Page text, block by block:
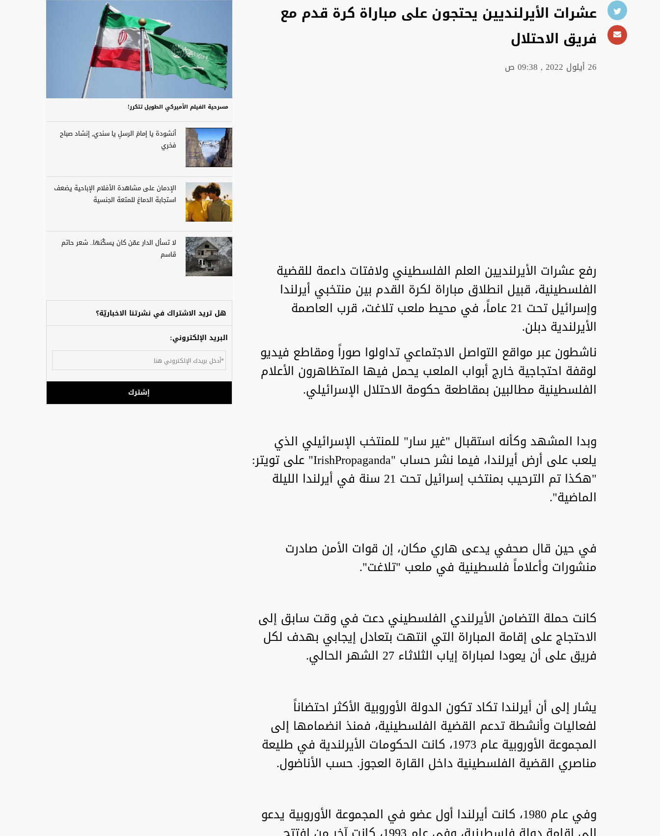
عشرات الأيرلنديين يحتجون على مباراة كرة قدم مع
فريق الاحتلال
26 أيلول 2022 , 09:38 ص
رفع عشرات الأيرلنديين العلم الفلسطيني ولافتات داعمة للقضية
الفلسطينية، قبيل انطلاق مباراة لكرة القدم بين منتخبي أيرلندا
وإسرائيل تحت 21 عاماً، في محيط ملعب تلاغت، قرب العاصمة
الأيرلندية دبلن.
ناشطون عبر مواقع التواصل الاجتماعي تداولوا صوراً ومقاطع فيديو
لوقفة احتجاجية خارج أبواب الملعب يحمل فيها المتظاهرون الأعلام
الفلسطينية مطالبين بمقاطعة حكومة الاحتلال الإسرائيلي.
وبدا المشهد وكأنه استقبال "غير سار" للمنتخب الإسرائيلي الذي
يلعب على أرض أيرلندا، فيما نشر حساب "IrishPropaganda" على تويتر:
"هكذا تم الترحيب بمنتخب إسرائيل تحت 21 سنة في أيرلندا الليلة
الماضية".
في حين قال صحفي يدعى هاري مكان، إن قوات الأمن صادرت
منشورات وأعلاماً فلسطينية في ملعب "تلاغت".
كانت حملة التضامن الأيرلندي الفلسطيني دعت في وقت سابق إلى
الاحتجاج على إقامة المباراة التي انتهت بتعادل إيجابي بهدف لكل
فريق على أن يعودا لمباراة إياب الثلاثاء 27 الشهر الحالي.
يشار إلى أن أيرلندا تكاد تكون الدولة الأوروبية الأكثر احتضاناً
لفعاليات وأنشطة تدعم القضية الفلسطينية، فمنذ انضمامها إلى
المجموعة الأوروبية عام 1973، كانت الحكومات الأيرلندية في طليعة
مناصري القضية الفلسطينية داخل القارة العجوز. حسب الأناضول.
وفي عام 1980، كانت أيرلندا أول عضو في المجموعة الأوروبية يدعو
مسرحية الفيلم الأميركي الطويل تتكرر!
أنشودة يا إمامَ الرسلِ يا سندي, إنشاد صباح
فخري
الإدمان على مشاهدة الأفلام الإباحية يضعف
استجابة الدماغ للمتعة الجنسية
لا تسأل الدار عمّن كان يسكُنها.. شعر حاتم
قاسم
هل تريد الاشتراك في نشرتنا الاخباريّة؟
البريد الإلكتروني:
إشترك